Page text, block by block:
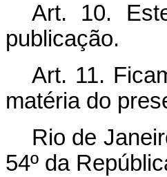
Art. 10.
publicação.
Art. 11.
matéria do
Rio de
54º da